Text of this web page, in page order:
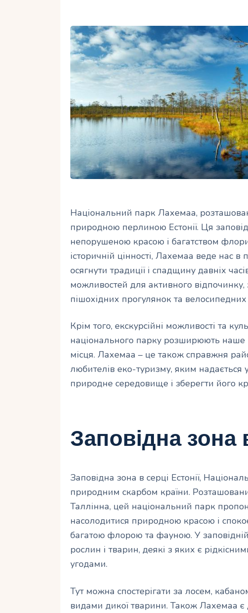
Національний парк Лахемаа,
природною перлиною Естонії. Ця
непорушеною красою і багатством
історичній цінності, Лахемаа веде
осягнути традиції і спадщину давніх
можливостей для активного
пішохідних прогулянок та велосипедних
Крім того, екскурсійні можливості та
національного парку розширюють наше
місця. Лахемаа – це також справжня
любителів еко-туризму, яким надається
природне середовище і зберегти його
Заповідна зона
Заповідна зона в серці Естонії,
природним скарбом країни.
Таллінна, цей національний парк
насолодитися природною красою і
багатою флорою та фауною. У заповідній
рослин і тварин, деякі з яких є
угодами.
Тут можна спостерігати за лосем,
видами дикої тварини. Також Лахемаа є